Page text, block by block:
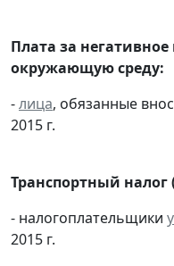
Плата за
окружающую среду:
-лица, обязанные
2015 г.
Транспортный налог
- налогоплательщики
2015 г.